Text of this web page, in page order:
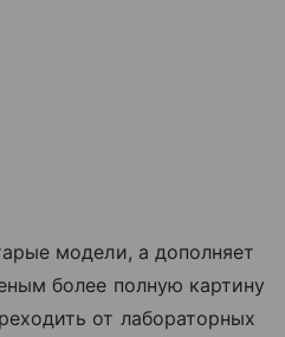
модели, а дополняет
более полную картину
от лабораторных